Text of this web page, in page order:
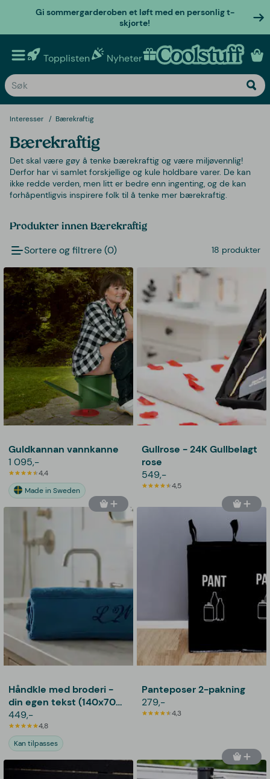
Gi sommergarderoben et løft med en personlig t-
skjorte!
Topplisten Nyheter Personlige gaver
Interesser Bærekraftig
Bærekraftig
Det skal være gøy å tenke bærekraftig og være miljøvennlig!
Derfor har vi samlet forskjellige og kule holdbare varer. De kan
ikke redde verden, men litt er bedre enn ingenting, og de kan
forhåpentligvis inspirere folk til å tenke mer bærekraftig.
Produkter innen Bærekraftig
Sortere og filtrere (0) 18 produkter
Guldkannan vannkanne
1 095,-
4,4
Made in Sweden
Gullrose - 24K Gullbelagt
rose
549,-
4,5
Håndkle med broderi -
din egen tekst (140x70
cm)
449,-
4,8
Kan tilpasses
Panteposer 2-pakning
279,-
4,3